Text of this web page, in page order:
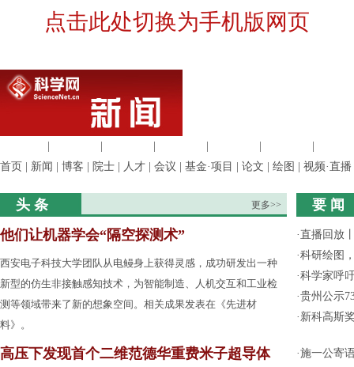
点击此处切换为手机版网页
首页
新闻 博客 院士 人才 会议 基金·项目 论文 绘图 视频·直播
头 条 更多>>
他们让机器学会“隔空探测术”
西安电子科技大学团队从电鳗身上获得灵感，成功研发出一种
新型的仿生非接触感知技术，为智能制造、人机交互和工业检
测等领域带来了新的想象空间。相关成果发表在《先进材
料》。
高压下发现首个二维范德华重费米子超导体
要 闻
·直播回放
·科研绘图
·科学家呼
·贵州公示
· 新科高斯
·施一公寄